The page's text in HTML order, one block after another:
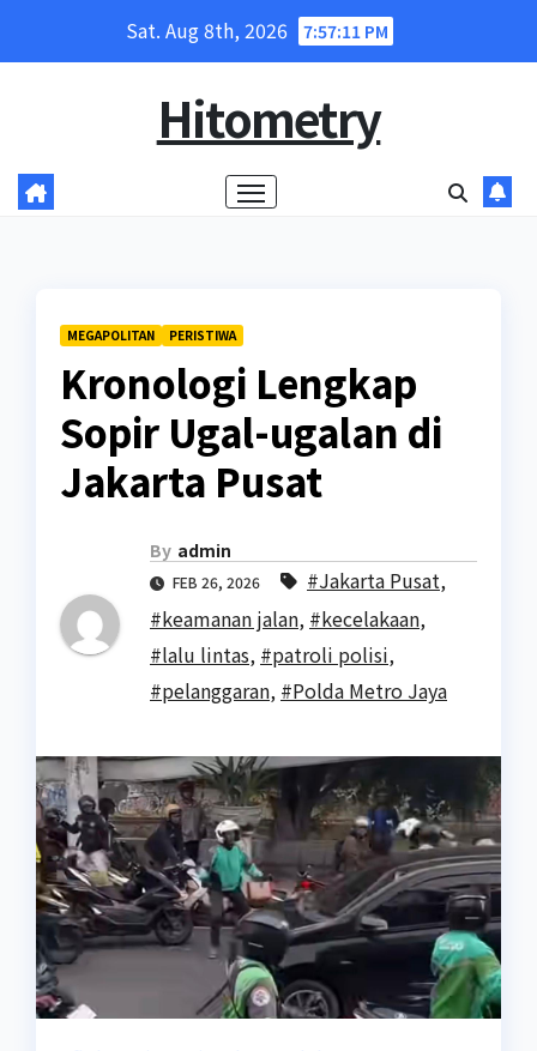
Sat. Aug 8th, 2026 7:57:11 PM
Hitometry
MEGAPOLITAN PERISTIWA
Kronologi Lengkap
Sopir Ugal-ugalan di
Jakarta Pusat
By admin
FEB 26, 2026 #Jakarta Pusat,
#keamanan jalan, #kecelakaan,
#lalu lintas, #patroli polisi,
#pelanggaran, #Polda Metro Jaya